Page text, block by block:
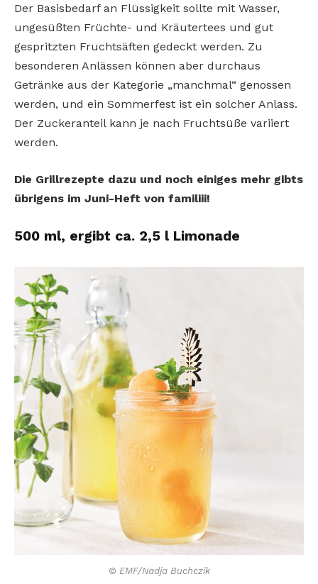
Der Basisbedarf an Flüssigkeit sollte mit Wasser,
ungesüßten Früchte- und Kräutertees und gut
gespritzten Fruchtsäften gedeckt werden. Zu
besonderen Anlässen können aber durchaus
Getränke aus der Kategorie „manchmal“ genossen
werden, und ein Sommerfest ist ein solcher Anlass.
Der Zuckeranteil kann je nach Fruchtsüße variiert
werden.
Die Grillrezepte dazu und noch einiges mehr gibts
übrigens im Juni-Heft von familiii!
500 ml, ergibt ca. 2,5 l Limonade
© EMF/Nadja Buchczik